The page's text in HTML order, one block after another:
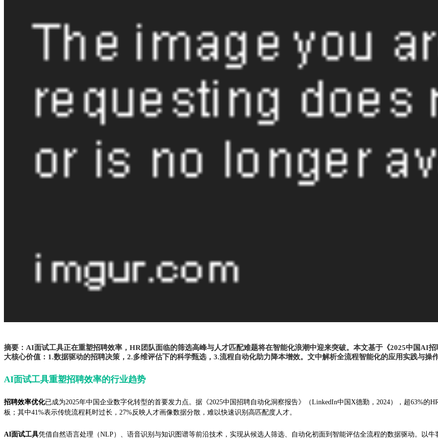
摘要：AI面试工具正在重塑招聘效率，HR团队面临的筛选高峰与人才匹配难题将在智能化浪潮中迎来突破。本文基于《2025中国AI
大核心价值：1.数据驱动的招聘决策，2.多维评估下的科学甄选，3.流程自动化助力降本增效。文中解析全流程智能化的应用实践与
AI面试工具重塑招聘效率的行业趋势
招聘效率优化已成为2025年中国企业数字化转型的首要发力点。据《2025中国招聘自动化洞察报告》（LinkedIn中国X德勤，2024），超63%的
板；其中41%表示传统流程耗时过长，27%反映人才画像数据分散，难以快速识别高匹配度人才。
AI面试工具凭借自然语言处理（NLP）、语音识别与知识图谱等前沿技术，实现从候选人筛选、自动化初面到智能评估全流程的数据驱动。以